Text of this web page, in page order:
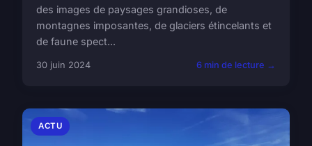
des images de paysages grandioses, de
montagnes imposantes, de glaciers étincelants et
de faune spect...
30 juin 2024 6 min de lecture →
ACTU